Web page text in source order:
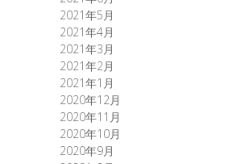
2021年5月
2021年4月
2021年3月
2021年2月
2021年1月
2020年12月
2020年11月
2020年10月
2020年9月